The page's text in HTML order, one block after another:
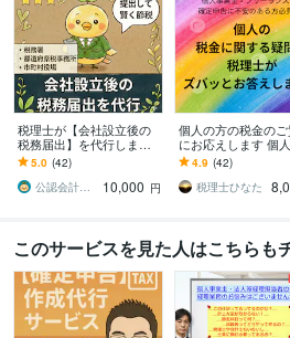
税理士が【会社設立後の
税務届出】を代行します
法人設立届、青色申告、
納期の特例、インボイス
登録など
5.0 (42)
公認会計士･税理士･行政書士 のどか屋
10,000 円
個人の方の税金の
にお応えします 個人
主の方、確定申告に
のある方必見！
4.9 (42)
税理士ひなた
このサービスを見た人はこちらも